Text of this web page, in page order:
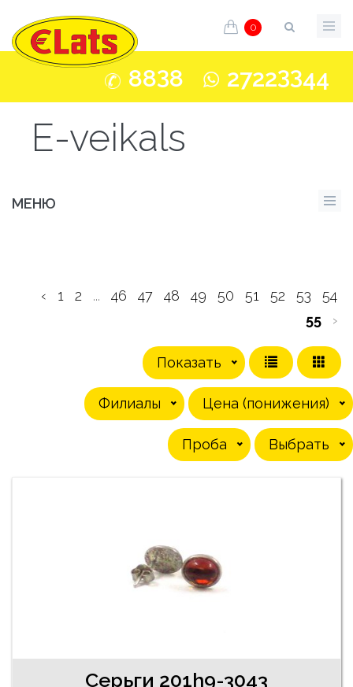
0
8838 27223344
E-veikals
МЕНЮ
‹ 1 2 ... 46 47 48 49 50 51 52 53
54
55
›
Показать
Цена (понижения)
Филиалы
Выбрать
Проба
Серьги 201h9-3043